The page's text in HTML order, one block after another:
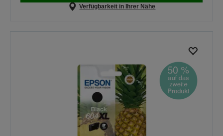
Verfügbarkeit in Ihrer Nähe